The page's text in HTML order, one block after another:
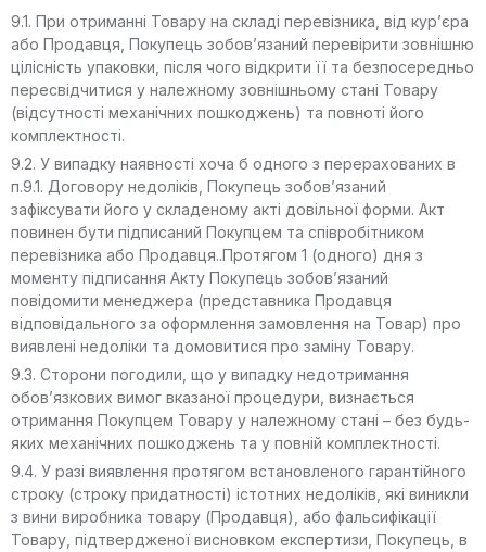
9.1. При отриманні Товару на складі перевізника, від кур’єра
або Продавця, Покупець зобов’язаний перевірити зовнішню
цілісність упаковки, після чого відкрити її та безпосередньо
пересвідчитися у належному зовнішньому стані Товару
(відсутності механічних пошкоджень) та повноті його
комплектності.
9.2. У випадку наявності хоча б одного з перерахованих в
п.9.1. Договору недоліків, Покупець зобов’язаний
зафіксувати його у складеному акті довільної форми. Акт
повинен бути підписаний Покупцем та співробітником
перевізника або Продавця..Протягом 1 (одного) дня з
моменту підписання Акту Покупець зобов’язаний
повідомити менеджера (представника Продавця
відповідального за оформлення замовлення на Товар) про
виявлені недоліки та домовитися про заміну Товару.
9.3. Сторони погодили, що у випадку недотримання
обов’язкових вимог вказаної процедури, визнається
отримання Покупцем Товару у належному стані – без будь-
яких механічних пошкоджень та у повній комплектності.
9.4. У разі виявлення протягом встановленого гарантійного
строку (строку придатності) істотних недоліків, які виникли
з вини виробника товару (Продавця), або фальсифікації
Товару, підтвердженої висновком експертизи, Покупець, в